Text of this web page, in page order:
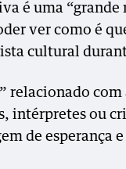
é uma
ver como é
cultural
com
intérpretes ou
de esperança